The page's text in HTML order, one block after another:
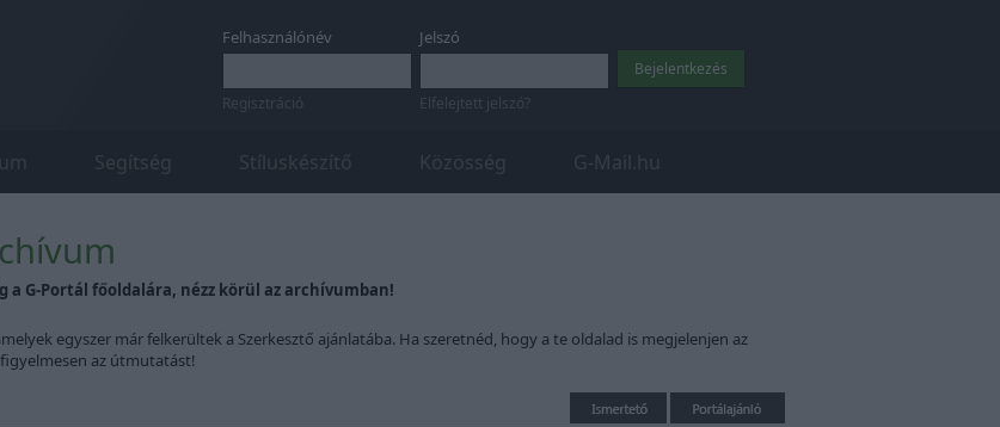
Felhasználónév
Regisztráció
Jelszó
Elfelejtett jelszó?
Segítség Stíluskészítő Közösség G-Mail.hu
G-Portál főoldalára, nézz körül az archívumban!
egyszer már felkerültek a Szerkesztő ajánlatába. Ha szeretnéd, hogy a te oldalad is megjelenjen az
az útmutatást!